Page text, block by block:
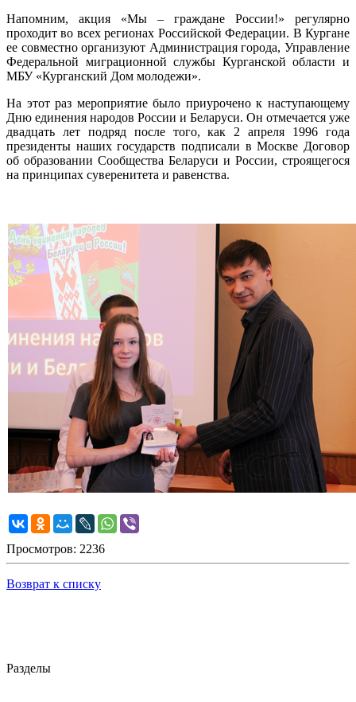
Напомним, акция «Мы – граждане России!» регулярно
проходит во всех регионах Российской Федерации. В Кургане
ее совместно организуют Администрация города, Управление
Федеральной миграционной службы Курганской области и
МБУ «Курганский Дом молодежи».
На этот раз мероприятие было приурочено к наступающему
Дню единения народов России и Беларуси. Он отмечается уже
двадцать лет подряд после того, как 2 апреля 1996 года
президенты наших государств подписали в Москве Договор
об образовании Сообщества Беларуси и России, строящегося
на принципах суверенитета и равенства.
Просмотров: 2236
Возврат к списку
Разделы